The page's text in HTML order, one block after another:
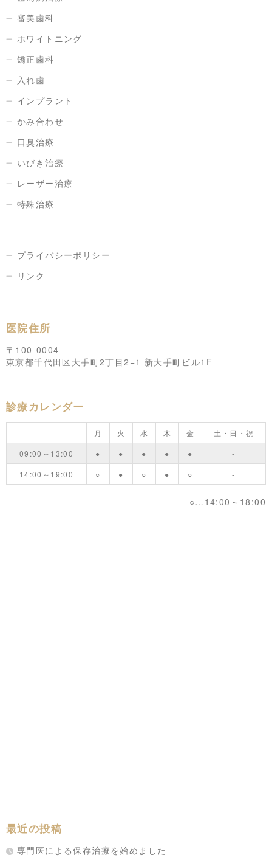
審美歯科
ホワイトニング
矯正歯科
入れ歯
インプラント
かみ合わせ
口臭治療
いびき治療
レーザー治療
特殊治療
プライバシーポリシー
リンク
医院住所
〒100-0004
東京都千代田区大手町2丁目2−1 新大手町ビル1F
診療カレンダー
月 火 水 木 金
土・日・祝
09:00～13:00
● ● ● ● ●
-
14:00～19:00
○ ● ○ ● ○ -
○…14:00～18:00
最近の投稿
専門医による保存治療を始めました